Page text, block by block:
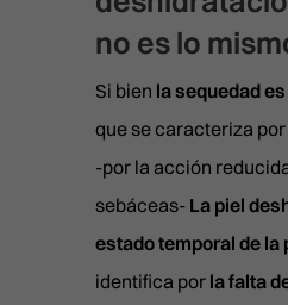
no es lo
Si bien la sequedad
que se caracteriza por
-por la acción
sebáceas- La piel
estado temporal de la
identifica por la falta